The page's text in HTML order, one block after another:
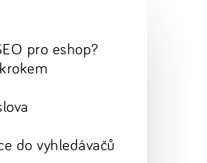
pro eshop?
do vyhledávačů